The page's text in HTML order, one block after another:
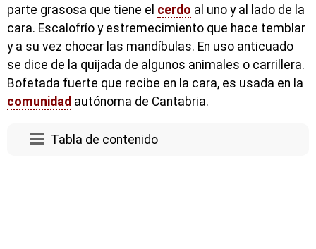
parte grasosa que tiene el cerdo al uno y al lado de la
cara. Escalofrío y estremecimiento que hace temblar
y a su vez chocar las mandíbulas. En uso anticuado
se dice de la quijada de algunos animales o carrillera.
Bofetada fuerte que recibe en la cara, es usada en la
comunidad autónoma de Cantabria.
Tabla de contenido